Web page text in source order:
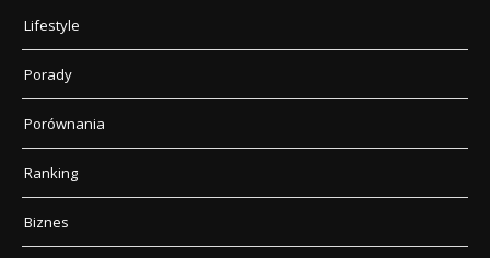
Lifestyle
Porady
Porównania
Ranking
Biznes